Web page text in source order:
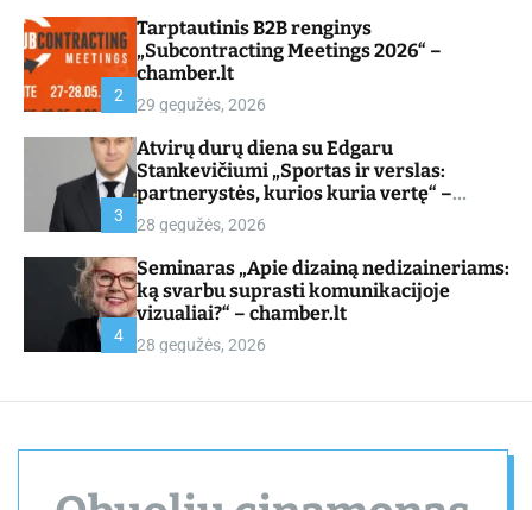
2
Tarptautinis B2B renginys
„Subcontracting Meetings 2026“ –
chamber.lt
29 gegužės, 2026
3
Atvirų durų diena su Edgaru
Stankevičiumi „Sportas ir verslas:
partnerystės, kurios kuria vertę“ –
chamber.lt
28 gegužės, 2026
4
Seminaras „Apie dizainą nedizaineriams:
ką svarbu suprasti komunikacijoje
vizualiai?“ – chamber.lt
28 gegužės, 2026